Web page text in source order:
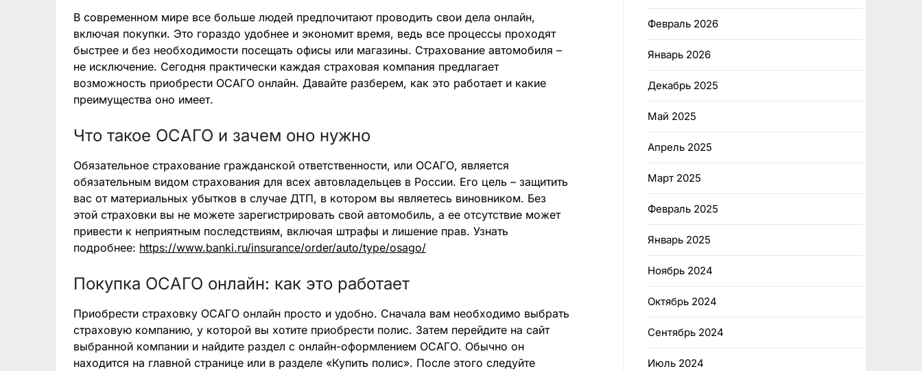
В современном мире все больше людей предпочитают проводить свои дела онлайн,
включая покупки. Это гораздо удобнее и экономит время, ведь все процессы проходят
быстрее и без необходимости посещать офисы или магазины. Страхование автомобиля –
не исключение. Сегодня практически каждая страховая компания предлагает
возможность приобрести ОСАГО онлайн. Давайте разберем, как это работает и какие
преимущества оно имеет.
Что такое ОСАГО и зачем оно нужно
Обязательное страхование гражданской ответственности, или ОСАГО, является
обязательным видом страхования для всех автовладельцев в России. Его цель – защитить
вас от материальных убытков в случае ДТП, в котором вы являетесь виновником. Без
этой страховки вы не можете зарегистрировать свой автомобиль, а ее отсутствие может
привести к неприятным последствиям, включая штрафы и лишение прав. Узнать
подробнее: https://www.banki.ru/insurance/order/auto/type/osago/
Покупка ОСАГО онлайн: как это работает
Приобрести страховку ОСАГО онлайн просто и удобно. Сначала вам необходимо выбрать
страховую компанию, у которой вы хотите приобрести полис. Затем перейдите на сайт
выбранной компании и найдите раздел с онлайн-оформлением ОСАГО. Обычно он
находится на главной странице или в разделе «Купить полис». После этого следуйте
Февраль 2026
Январь 2026
Декабрь 2025
Май 2025
Апрель 2025
Март 2025
Февраль 2025
Январь 2025
Ноябрь 2024
Октябрь 2024
Сентябрь 2024
Июль 2024